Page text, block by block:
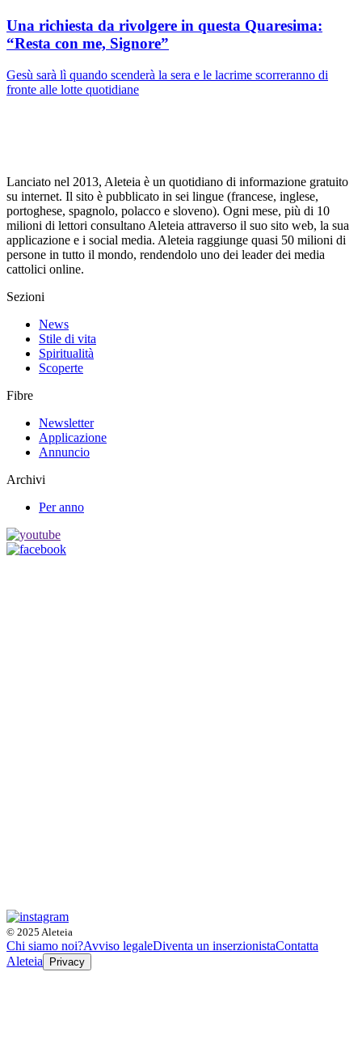
Una richiesta da rivolgere in questa Quaresima:
“Resta con me, Signore”
Gesù sarà lì quando scenderà la sera e le lacrime scorreranno di
fronte alle lotte quotidiane
Lanciato nel 2013, Aleteia è un quotidiano di informazione gratuito
su internet. Il sito è pubblicato in sei lingue (francese, inglese,
portoghese, spagnolo, polacco e sloveno). Ogni mese, più di 10
milioni di lettori consultano Aleteia attraverso il suo sito web, la sua
applicazione e i social media. Aleteia raggiunge quasi 50 milioni di
persone in tutto il mondo, rendendolo uno dei leader dei media
cattolici online.
Sezioni
News
Stile di vita
Spiritualità
Scoperte
Fibre
Newsletter
Applicazione
Annuncio
Archivi
Per anno
© 2025 Aleteia
Chi siamo noi?Avviso legaleDiventa un inserzionistaContatta
Aleteia
Privacy